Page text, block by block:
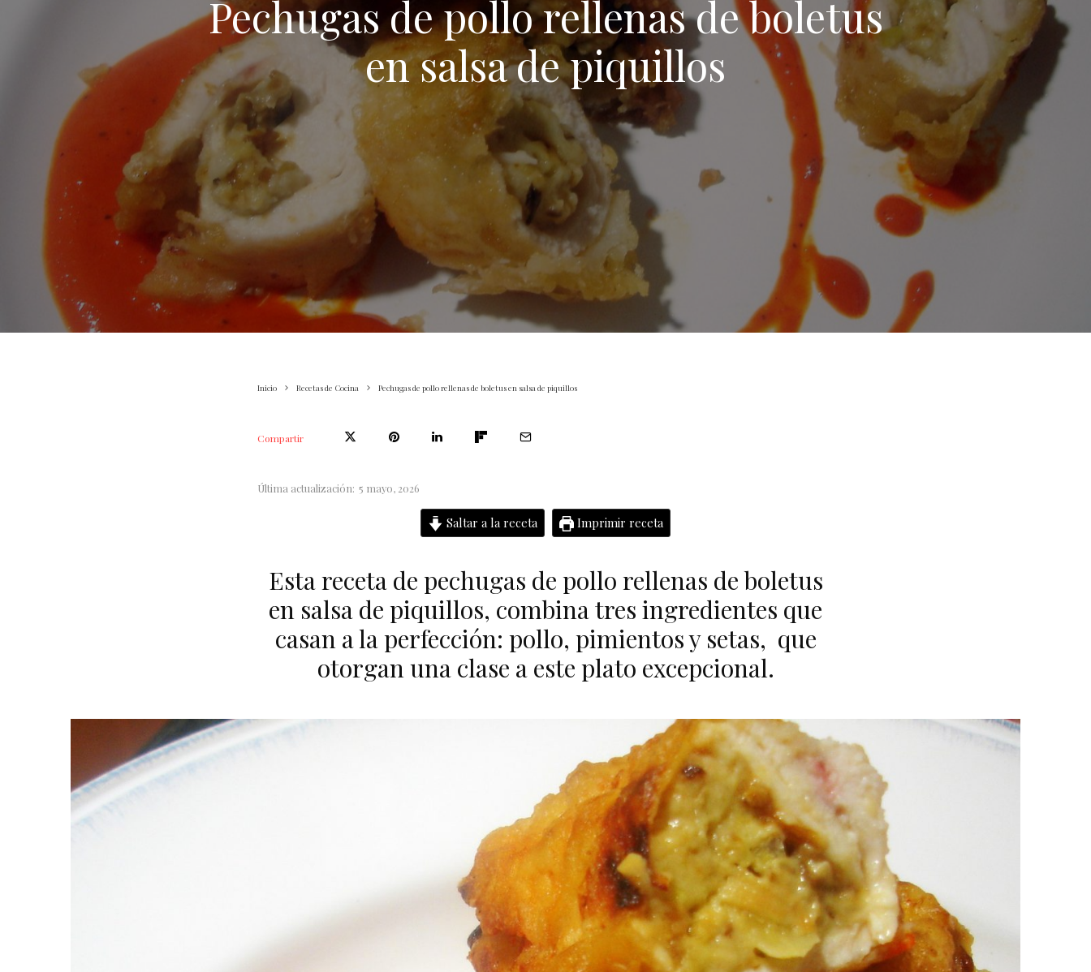
Pechugas de pollo rellenas de boletus
en salsa de piquillos
Inicio Recetas de Cocina Pechugas de pollo rellenas de boletus en salsa de piquillos
Compartir
Última actualización: 5 mayo, 2026
Saltar a la receta Imprimir receta
Esta receta de pechugas de pollo rellenas de boletus
en salsa de piquillos, combina tres ingredientes que
casan a la perfección: pollo, pimientos y setas, que
otorgan una clase a este plato excepcional.